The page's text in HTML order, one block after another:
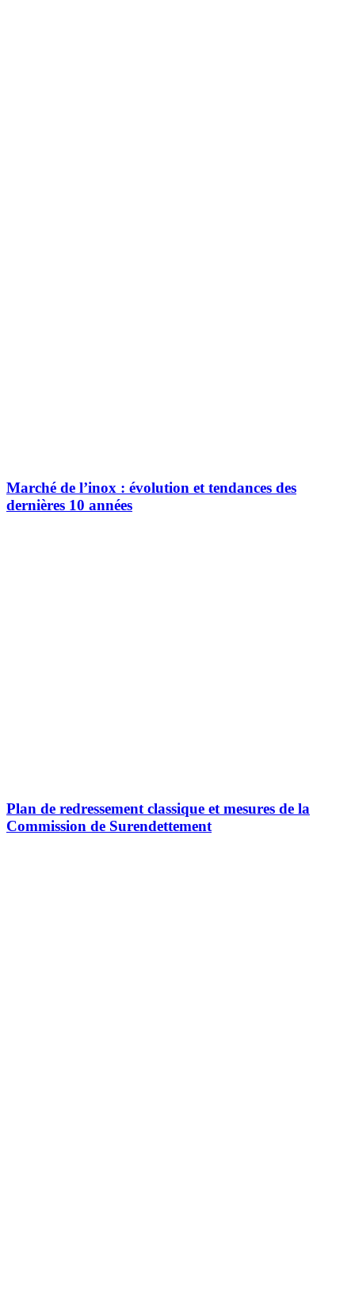
Marché de l’inox : évolution et tendances des
dernières 10 années
Plan de redressement classique et mesures de la
Commission de Surendettement